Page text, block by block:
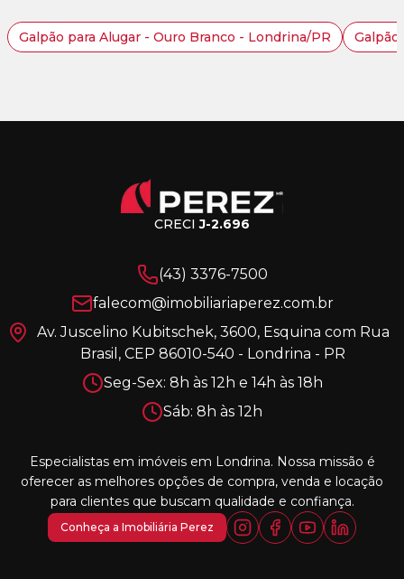
Galpão para Alugar - Ouro Branco - Londrina/PR
CRECIJ-2.696
(43) 3376-7500
falecom@imobiliariaperez.com.br
Av. Juscelino Kubitschek, 3600, Esquina com Rua
Brasil, CEP 86010-540 - Londrina - PR
Seg-Sex: 8h às 12h e 14h às 18h
Sáb: 8h às 12h
Especialistas em imóveis em Londrina. Nossa missão é
oferecer as melhores opções de compra, venda e locação
para clientes que buscam qualidade e confiança.
Conheça a Imobiliária Perez